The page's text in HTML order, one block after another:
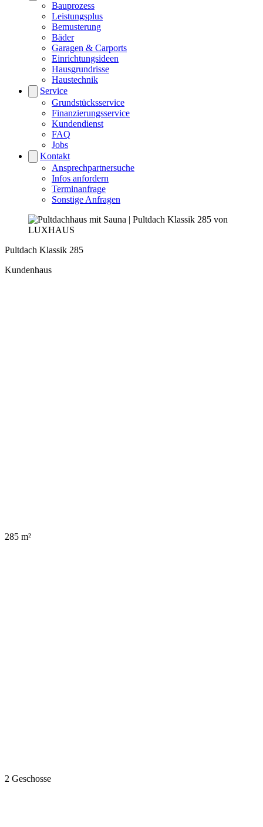
Bauprozess
Leistungsplus
Bemusterung
Bäder
Garagen & Carports
Einrichtungsideen
Hausgrundrisse
Haustechnik
Service
Grundstücksservice
Finanzierungsservice
Kundendienst
FAQ
Jobs
Kontakt
Ansprechpartnersuche
Infos anfordern
Terminanfrage
Sonstige Anfragen
Pultdach Klassik 285
Kundenhaus
285 m²
2 Geschosse